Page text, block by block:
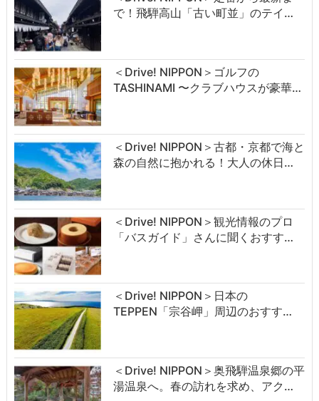
で！飛騨高山「古い町並」のテイ…
＜Drive! NIPPON＞ゴルフの
TASHINAMI 〜クラブハウスが豪華…
＜Drive! NIPPON＞古都・京都で海と
森の自然に抱かれる！大人の休日…
＜Drive! NIPPON＞観光情報のプロ
「バスガイド」さんに聞くおすす…
＜Drive! NIPPON＞日本の
TEPPEN「宗谷岬」周辺のおすす…
＜Drive! NIPPON＞奥飛騨温泉郷の平
湯温泉へ。春の訪れを求め、アク…